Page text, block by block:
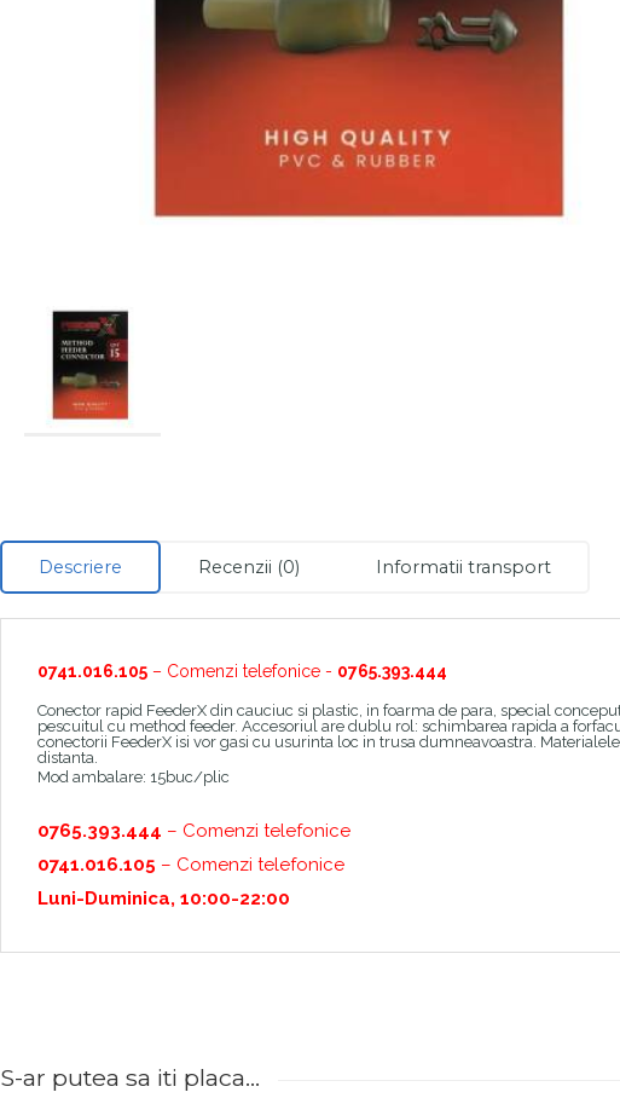
Descriere Recenzii (0) Informatii transport
0741.016.105 – Comenzi telefonice - 0765.393.444
Conector rapid FeederX din cauciuc si plastic, in foarma de para, special
pescuitul cu method feeder. Accesoriul are dublu rol: schimbarea rapida a
conectorii FeederX isi vor gasi cu usurinta loc in trusa dumneavoastra.
distanta.
Mod ambalare: 15buc/plic
0765.393.444 – Comenzi telefonice
0741.016.105 – Comenzi telefonice
Luni-Duminica, 10:00-22:00
S-ar putea sa iti placa...